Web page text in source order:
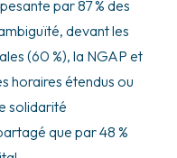
par 87 % des
devant les
(60 %), la NGAP et
horaires étendus ou
solidarité
que par 48 %